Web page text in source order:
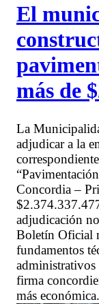
El
más de
La
adjudicar a la
Concordia –
adjudicación
Boletín Oficial
fundamentos
firma
más económica.